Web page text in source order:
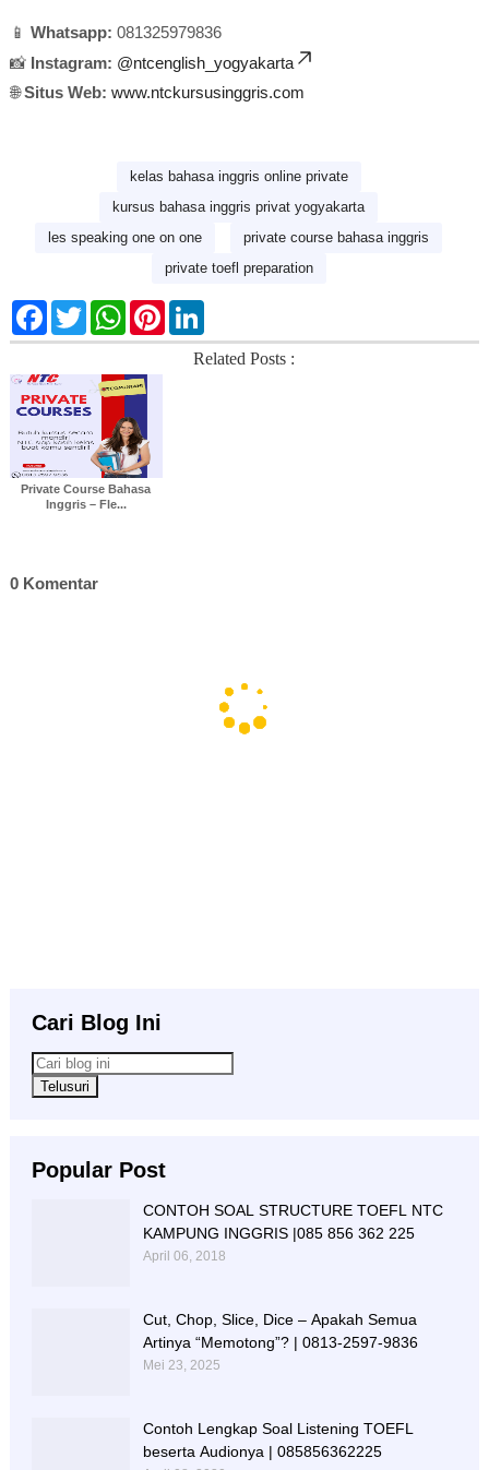
📱 Whatsapp: 081325979836
📸 Instagram: @ntcenglish_yogyakarta
🌐Situs Web: www.ntckursusinggris.com
kelas bahasa inggris online private
kursus bahasa inggris privat yogyakarta
les speaking one on one
private course bahasa inggris
private toefl preparation
F
c
b
o
o
k
T
w
i
t
e
r
W
a
s
A
p
P
n
L
n
k
Related Posts :
Private Course Bahasa
Inggris – Fle...
0 Komentar
Cari Blog Ini
Popular Post
CONTOH SOAL STRUCTURE TOEFL NTC
KAMPUNG INGGRIS |085 856 362 225
April 06, 2018
Cut, Chop, Slice, Dice – Apakah Semua
Artinya “Memotong”? | 0813-2597-9836
Mei 23, 2025
Contoh Lengkap Soal Listening TOEFL
beserta Audionya | 085856362225